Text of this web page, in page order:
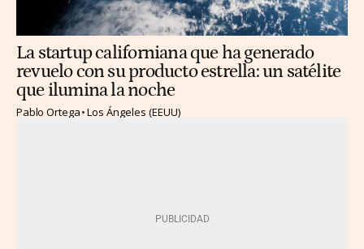
La startup californiana que ha generado
revuelo con su producto estrella: un satélite
que ilumina la noche
Pablo Ortega Los Ángeles (EEUU)